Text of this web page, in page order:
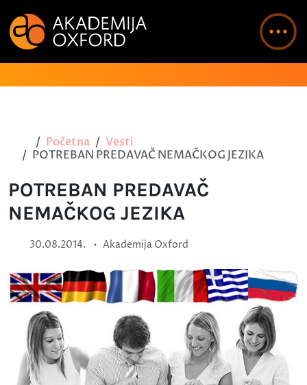
Početna
Vesti
POTREBAN PREDAVAČ NEMAČKOG JEZIKA
POTREBAN PREDAVAČ
NEMAČKOG JEZIKA
30.08.2014. • Akademija Oxford